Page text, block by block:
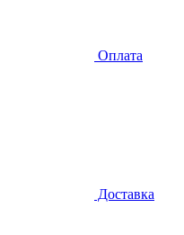
Оплата
Доставка